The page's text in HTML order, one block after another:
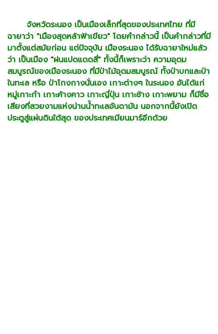
จังหวัดระนอง เป็นเมืองเล็กที่สุดของประเทศไทย ที่มี
ฉายาว่า "เมืองสุดหล้าฟ้าเขียว" โดยคำกล่าวนี้ เป็นคำกล่าวที่มี
มาตั้งแต่สมัยก่อน แต่ปัจจุบัน เมืองระนอง ได้รับฉายาใหม่แล้ว
ว่า เป็นเมือง "ฝนแปดแดดสี่" ทั้งนี้ก็เพราะว่า ความอุดม
สมบูรณ์ของเมืองระนอง ที่มีป่าไม้อุดมสมบูรณ์ ทั้งป่าบกและป่า
ในทะเล หรือ ป่าโกงกางนั่นเอง เกาะต่างๆ ในระนอง อันได้แก่
หมู่เกาะกำ เกาะค้างคาว เกาะญี่ปุ่น เกาะช้าง เกาะพยาม ก็มีชื่อ
เสียงที่สวยงามแห่งน่านน้ำทะเลอันดามัน นอกจากนี้ยังเปิด
ประตูสู่แผ่นดินใต้สุด ของประเทศเมียนมาร์อีกด้วย